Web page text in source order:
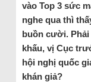
vào Top 3 sức
nghe qua thì
buồn cười. Phải
khấu, vị Cục
hội nghị quốc
khán giả?